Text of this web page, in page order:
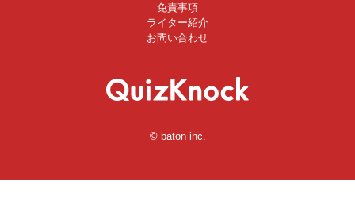
免責事項
ライター紹介
お問い合わせ
© baton inc.